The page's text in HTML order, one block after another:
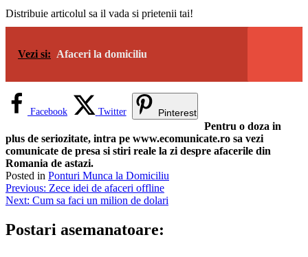
Distribuie articolul sa il vada si prietenii tai!
Vezi si: Afaceri la domiciliu
Facebook Twitter Pinterest
Pentru o doza in
plus de seriozitate, intra pe www.ecomunicate.ro sa vezi
comunicate de presa si stiri reale la zi despre afacerile din
Romania de astazi.
Posted in Ponturi Munca la Domiciliu
Navigare
în
articole
Previous: Zece idei de afaceri offline
Next: Cum sa faci un milion de dolari
Postari asemanatoare: